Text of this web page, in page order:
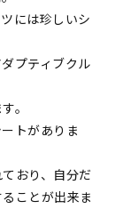
には珍しいシ
プティブクル
。
トがありま
おり、自分だ
ことが出来ま